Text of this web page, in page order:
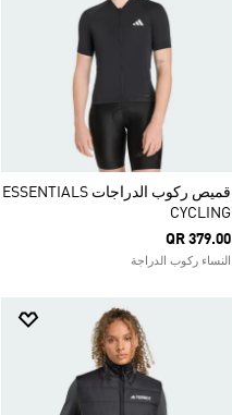
قميص ركوب الدراجات ESSENTIALS
CYCLING
QR 379.00
النساء ركوب الدراجة